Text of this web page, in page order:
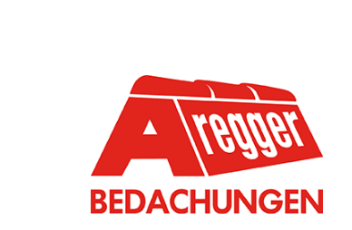
CARRIERA E LAVORO
TROVARE AZIENDA
RIVISTA SPECIALIZZATA